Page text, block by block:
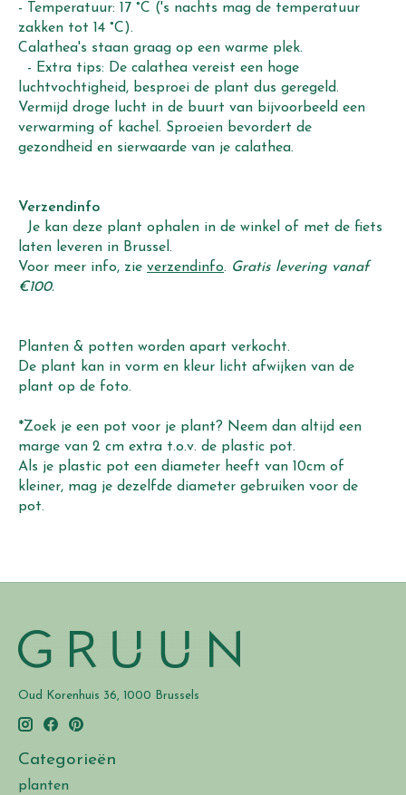
- Temperatuur: 17 °C ('s nachts mag de temperatuur
zakken tot 14 °C).
Calathea's staan graag op een warme plek.
- Extra tips: De calathea vereist een hoge
luchtvochtigheid, besproei de plant dus geregeld.
Vermijd droge lucht in de buurt van bijvoorbeeld een
verwarming of kachel. Sproeien bevordert de
gezondheid en sierwaarde van je calathea.
Verzendinfo
Je kan deze plant ophalen in de winkel of met de fiets
laten leveren in Brussel.
Voor meer info, zie verzendinfo. Gratis levering vanaf
€100.
Planten & potten worden apart verkocht.
De plant kan in vorm en kleur licht afwijken van de
plant op de foto.
*Zoek je een pot voor je plant? Neem dan altijd een
marge van 2 cm extra t.o.v. de plastic pot.
Als je plastic pot een diameter heeft van 10cm of
kleiner, mag je dezelfde diameter gebruiken voor de
pot.
Oud Korenhuis 36, 1000 Brussels
Categorieën
planten